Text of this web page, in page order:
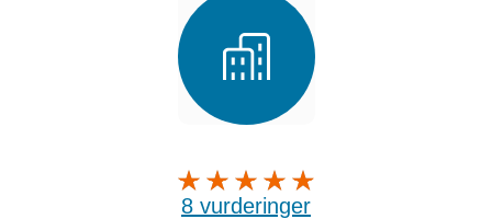
8 vurderinger